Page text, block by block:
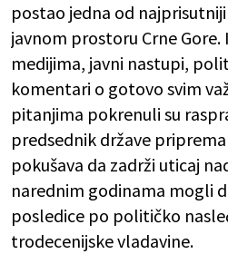
postao jedna od
javnom prostoru Crne
medijima, javni nastupi,
komentari o gotovo svim
pitanjima pokrenuli su
predsednik države
pokušava da zadrži uticaj
narednim godinama mogli
posledice po političko
trodecenijske vladavine.